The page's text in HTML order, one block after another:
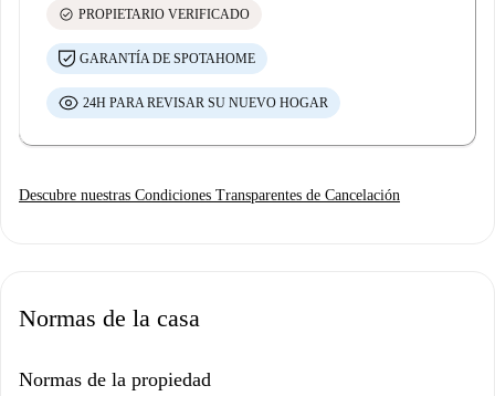
check_circle PROPIETARIO VERIFICADO
GARANTÍA DE SPOTAHOME
24H PARA REVISAR SU NUEVO HOGAR
Descubre nuestras Condiciones Transparentes de Cancelación
Normas de la casa
Normas de la propiedad